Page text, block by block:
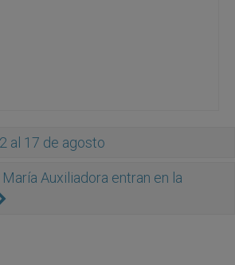
al 17 de agosto
Auxiliadora entran en la